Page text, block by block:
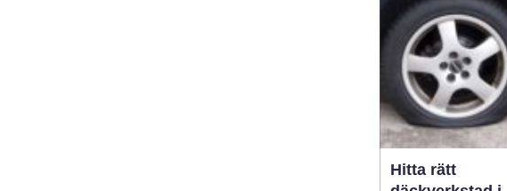
utsätts mark och
byggnader för stora
påfrestnin...
Hitta rätt